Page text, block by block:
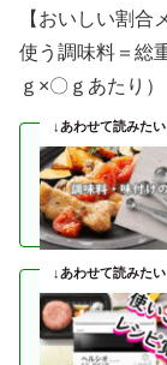
【おいしい割合
使う調味料＝総
ｇ×〇ｇあたり）